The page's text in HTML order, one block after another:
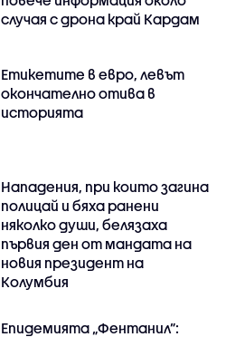
случая с дрона край Кардам
Етикетите в евро, левът
окончателно отива в
историята
Нападения, при които загина
полицай и бяха ранени
няколко души, белязаха
първия ден от мандата на
новия президент на
Колумбия
Епидемията „Фентанил”: